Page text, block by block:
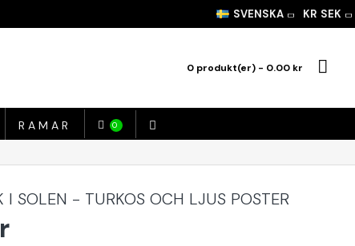
SVENSKA KR SEK
0 produkt(er) - 0.00 kr
RAMAR 0
I SOLEN - TURKOS OCH LJUS POSTER